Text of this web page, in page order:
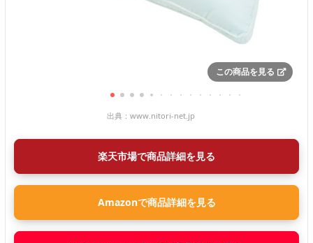
この商品を見る
出典： www.nitori-net.jp
楽天市場で商品詳細を見る
Amazonで商品詳細を見る